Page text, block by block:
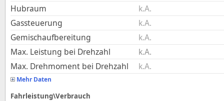
Hubraum
k.A.
Gassteuerung
k.A.
Gemischaufbereitung
k.A.
Max. Leistung bei Drehzahl
k.A.
Max. Drehmoment bei Drehzahl
k.A.
Mehr Daten
Fahrleistung\Verbrauch